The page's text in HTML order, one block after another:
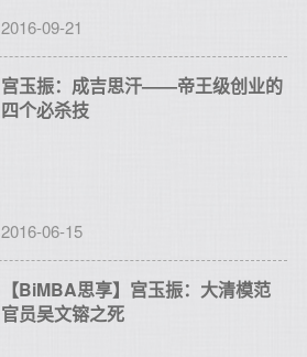
2016-09-21
宫玉振：成吉思汗——帝王级创业的
四个必杀技
2016-06-15
【BiMBA思享】宫玉振：大清模范
官员吴文镕之死